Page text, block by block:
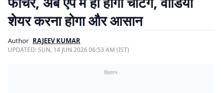
शेयर करना होगा और आसान
Author RAJEEV KUMAR
UPDATED:SUN, 14 JUN 2026 06:53 AM (IST)
विज्ञापन